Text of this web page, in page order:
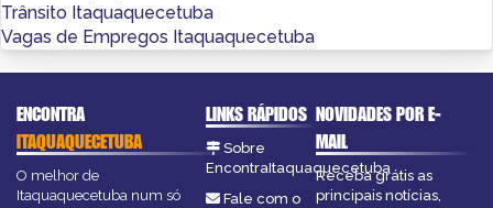
Trânsito Itaquaquecetuba
Vagas de Empregos Itaquaquecetuba
ENCONTRA
ITAQUAQUECETUBA
O melhor de
Itaquaquecetuba num só
LINKS RÁPIDOS
Sobre
EncontraItaquaquecetuba
Fale com o
NOVIDADES POR E-
MAIL
Receba grátis as
principais notícias,